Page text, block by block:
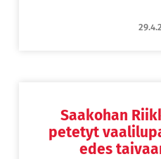
Saakohan
petetyt
edes